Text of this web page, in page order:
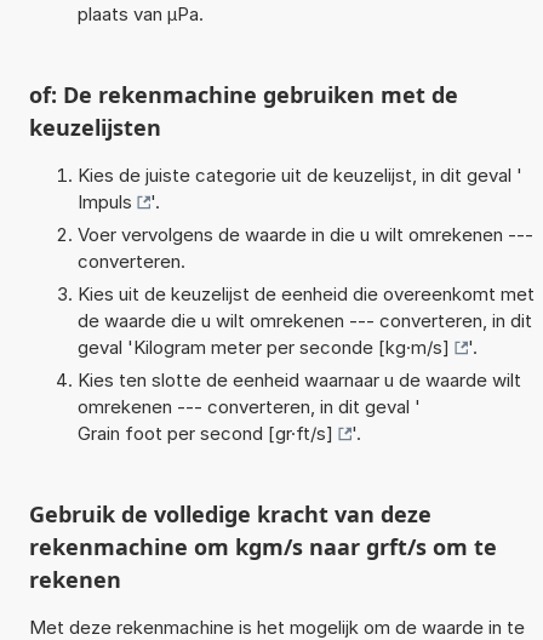
plaats van µPa.
of: De rekenmachine gebruiken met de
keuzelijsten
Kies de juiste categorie uit de keuzelijst, in dit geval '
Impuls
'.
Voer vervolgens de waarde in die u wilt omrekenen ---
converteren.
Kies uit de keuzelijst de eenheid die overeenkomt met
de waarde die u wilt omrekenen --- converteren, in dit
geval 'Kilogram meter per seconde [kg·m/s]
'.
Kies ten slotte de eenheid waarnaar u de waarde wilt
omrekenen --- converteren, in dit geval '
Grain foot per second [gr·ft/s]
'.
Gebruik de volledige kracht van deze
rekenmachine om kgm/s naar grft/s om te
rekenen
Met deze rekenmachine is het mogelijk om de waarde in te